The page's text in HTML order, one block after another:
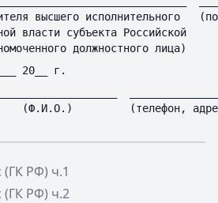
высшего исполнительного
власти субъекта
должностного
20__ г.
(Ф.И.О.)         (телефон,
(ГК РФ) ч.1
(ГК РФ) ч.2